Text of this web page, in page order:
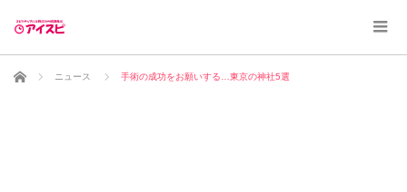
ホーム ニュース 手術の成功をお願いする…東京の神社5選